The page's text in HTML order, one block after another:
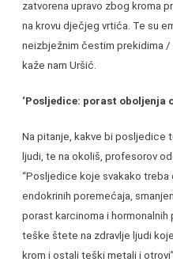
zatvorena upravo zbog kroma
na krovu dječjeg vrtića. Te su
neizbježnim čestim prekidima /
kaže nam Uršić.
‘Posljedice: porast oboljenja
Na pitanje, kakve bi posljedice
ljudi, te na okoliš, profesorov
“Posljedice koje svakako
endokrinih poremećaja,
porast karcinoma i
teške štete na zdravlje ljudi
krom i ostali teški metali i otrovi”.